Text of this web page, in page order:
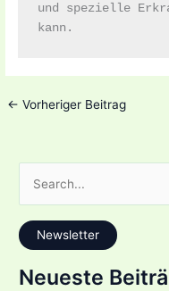
und spezielle
kann.
← Vorheriger Beitrag
c
h
e
Newsletter
Neueste